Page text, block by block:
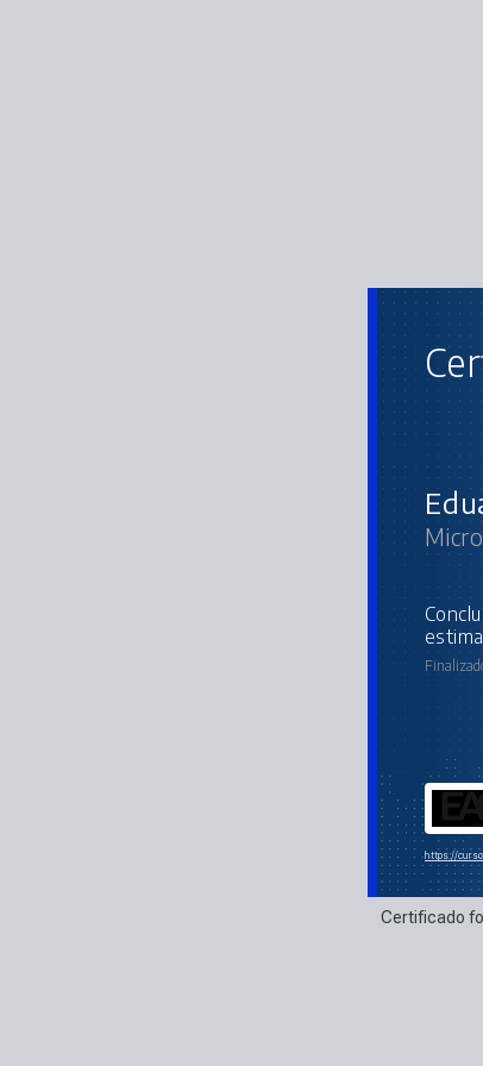
concluiu o curso online com carga horária
https://
Certificado